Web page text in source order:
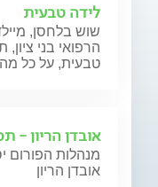
לידה טבעית
שוש בלחסן,
הרפואי בני
טבעית, על כל
אובדן הריון -
מנהלות הפורום
אובדן הריון